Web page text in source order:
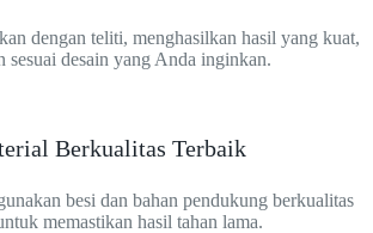
dengan teliti, menghasilkan hasil yang kuat,
sesuai desain yang Anda inginkan.
Berkualitas Terbaik
besi dan bahan pendukung berkualitas
memastikan hasil tahan lama.